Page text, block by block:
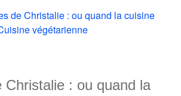
de Christalie : ou quand la cuisine
végétarienne
Christalie : ou quand la